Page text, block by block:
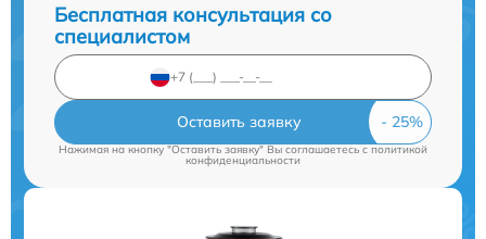
Бесплатная консультация со
специалистом
Оставить заявку
Нажимая на кнопку "Оставить заявку" Вы соглашаетесь cполитикой
конфиденциальности